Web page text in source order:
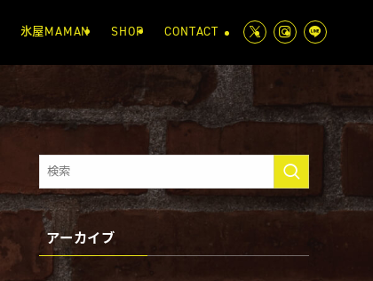
氷屋MAMAN SHOP CONTACT
アーカイブ